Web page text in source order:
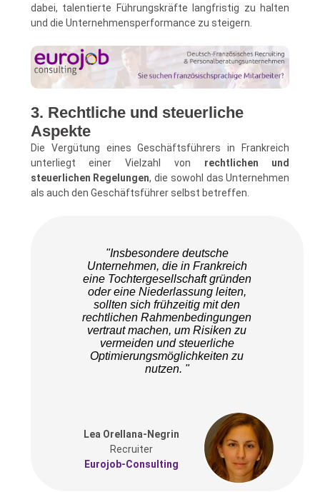
dabei, talentierte Führungskräfte langfristig zu halten
und die Unternehmensperformance zu steigern.
3. Rechtliche und steuerliche
Aspekte
Die Vergütung eines Geschäftsführers in Frankreich
unterliegt einer Vielzahl von rechtlichen und
steuerlichen Regelungen, die sowohl das Unternehmen
als auch den Geschäftsführer selbst betreffen.
"Insbesondere deutsche
Unternehmen, die in Frankreich
eine Tochtergesellschaft gründen
oder eine Niederlassung leiten,
sollten sich frühzeitig mit den
rechtlichen Rahmenbedingungen
vertraut machen, um Risiken zu
vermeiden und steuerliche
Optimierungsmöglichkeiten zu
nutzen. "
Lea Orellana-Negrin
Recruiter
Eurojob-Consulting